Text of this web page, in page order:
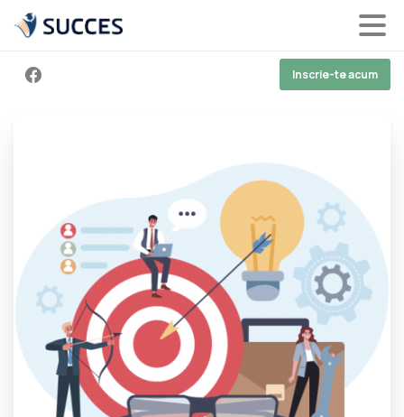
Inscrie-te acum